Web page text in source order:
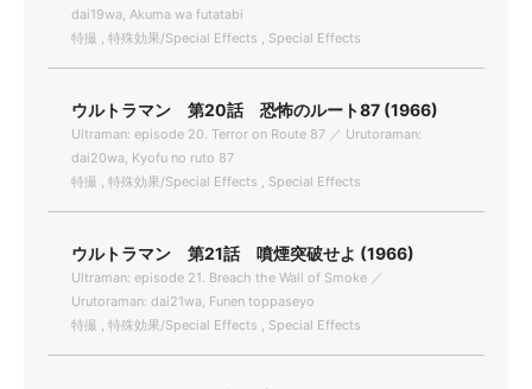
dai19wa, Akuma wa futatabi
特撮 , 特殊効果/Special Effects , Special Effects
ウルトラマン 第20話 恐怖のルート87 (1966)
Ultraman: episode 20. Terror on Route 87 ／ Urutoraman:
dai20wa, Kyofu no ruto 87
特撮 , 特殊効果/Special Effects , Special Effects
ウルトラマン 第21話 噴煙突破せよ (1966)
Ultraman: episode 21. Breach the Wall of Smoke ／
Urutoraman: dai21wa, Funen toppaseyo
特撮 , 特殊効果/Special Effects , Special Effects